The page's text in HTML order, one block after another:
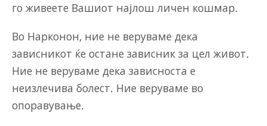
го живеете Вашиот најлош личен кошмар.
Во Нарконон, ние не веруваме дека
зависникот ќе остане зависник за цел живот.
Ние не веруваме дека зависноста е
неизлечива болест. Ние веруваме во
опоравување.